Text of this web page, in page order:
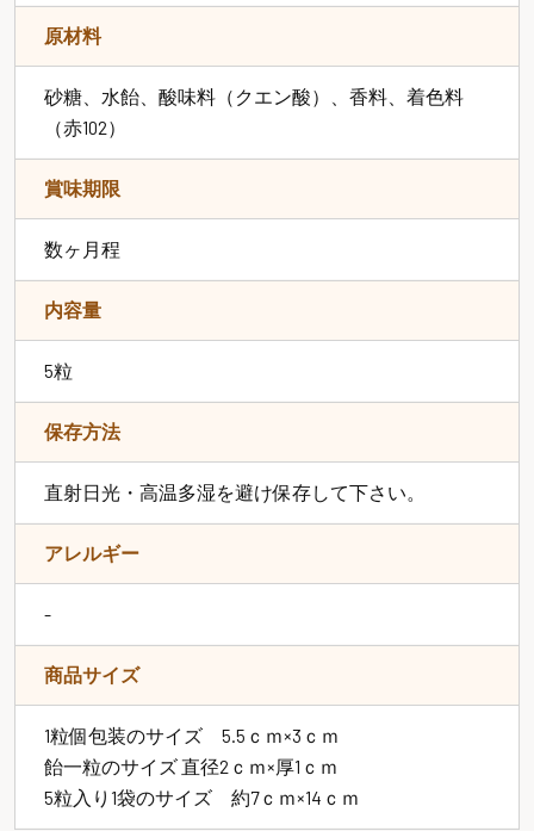
原材料
砂糖、水飴、酸味料（クエン酸）、香料、着色料
（赤102）
賞味期限
数ヶ月程
内容量
5粒
保存方法
直射日光・高温多湿を避け保存して下さい。
アレルギー
-
商品サイズ
1粒個包装のサイズ 5.5ｃｍ×3ｃｍ
飴一粒のサイズ 直径2ｃｍ×厚1ｃｍ
5粒入り1袋のサイズ 約7ｃｍ×14ｃｍ